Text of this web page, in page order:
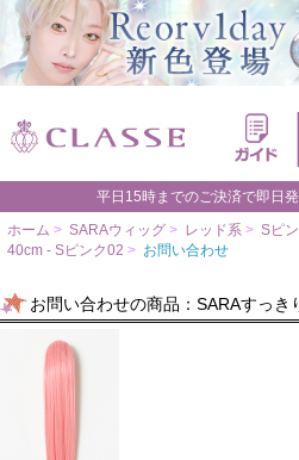
平日15時までのご決済で即日
ホーム > SARAウィッグ > レッド系 > Sピ
40cm - Sピンク02 > お問い合わせ
お問い合わせの商品：SARAすっ